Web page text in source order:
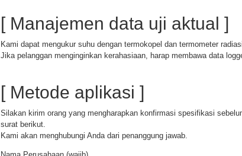
[ Manajemen data uji aktual ]
Kami dapat mengukur suhu dengan termokopel dan termometer
Jika pelanggan menginginkan kerahasiaan, harap membawa data
[ Metode aplikasi ]
Silakan kirim orang yang mengharapkan konfirmasi spesifikasi
surat berikut.
Kami akan menghubungi Anda dari penanggung jawab.